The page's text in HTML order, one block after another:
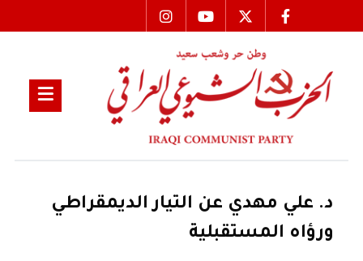
د. علي مهدي عن التيار الديمقراطي
ورؤاه المستقبلية